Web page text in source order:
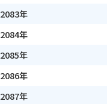
2083年
2084年
2085年
2086年
2087年